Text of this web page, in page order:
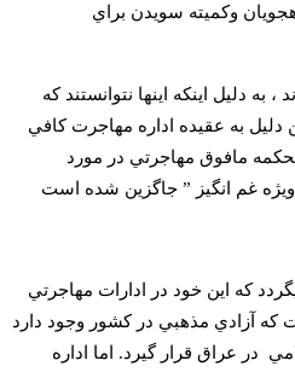
وکميته سويدن براي
به دليل اينکه اينها نتوانستند که
دليل به عقيده اداره مهاجرت کافي
مافوق مهاجرتي در مورد
غم انگيز ” جاگزين شده است
که اين خود در ادارات مهاجرتي
که آزادي مذهبي در کشور وجود دارد
در عراق قرار گيرد. اما اداره